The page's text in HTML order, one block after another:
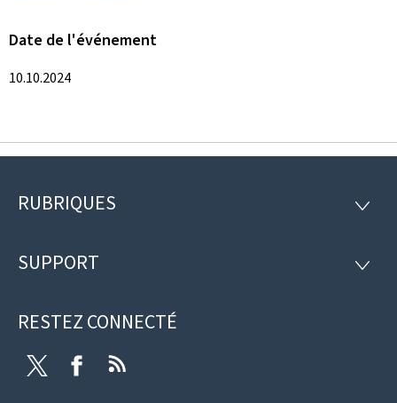
Date de l'événement
10.10.2024
Pied
page
RUBRIQUES
SUPPORT
RESTEZ CONNECTÉ
Twitter Facebook